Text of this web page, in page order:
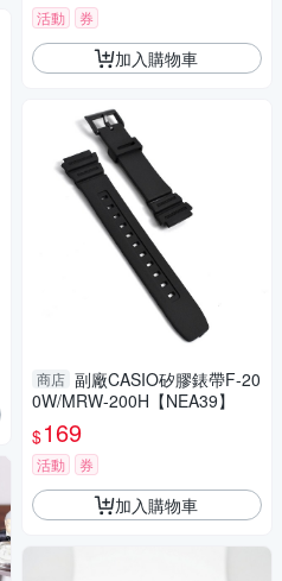
活動
券
加入購物車
商店 副廠CASIO矽膠錶帶F-20
0W/MRW-200H【NEA39】
$169
活動 券
加入購物車